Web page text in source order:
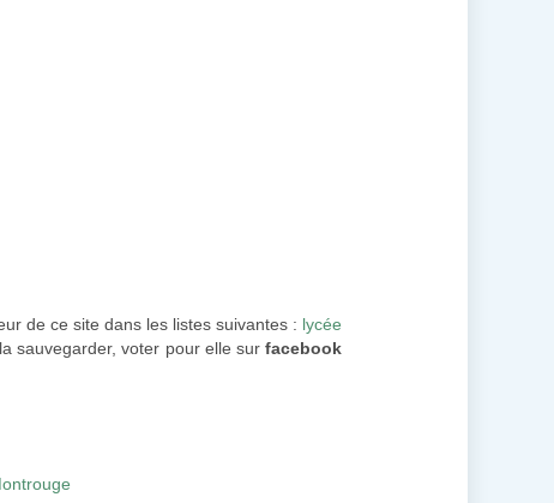
de ce site dans les listes suivantes : lycée
sauvegarder, voter pour elle surfacebook